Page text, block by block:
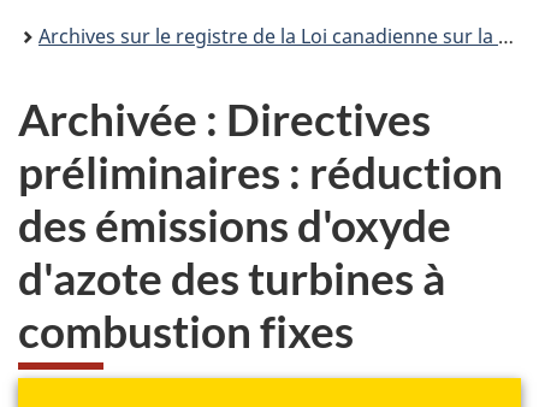
Archives sur le registre de la Loi canadienne sur la protection de l’environnement
Archivée : Directives
préliminaires : réduction
des émissions d'oxyde
d'azote des turbines à
combustion fixes